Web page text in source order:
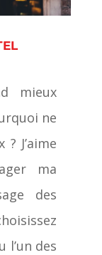
mieux
ne
J’aime
ma
des
l’un des